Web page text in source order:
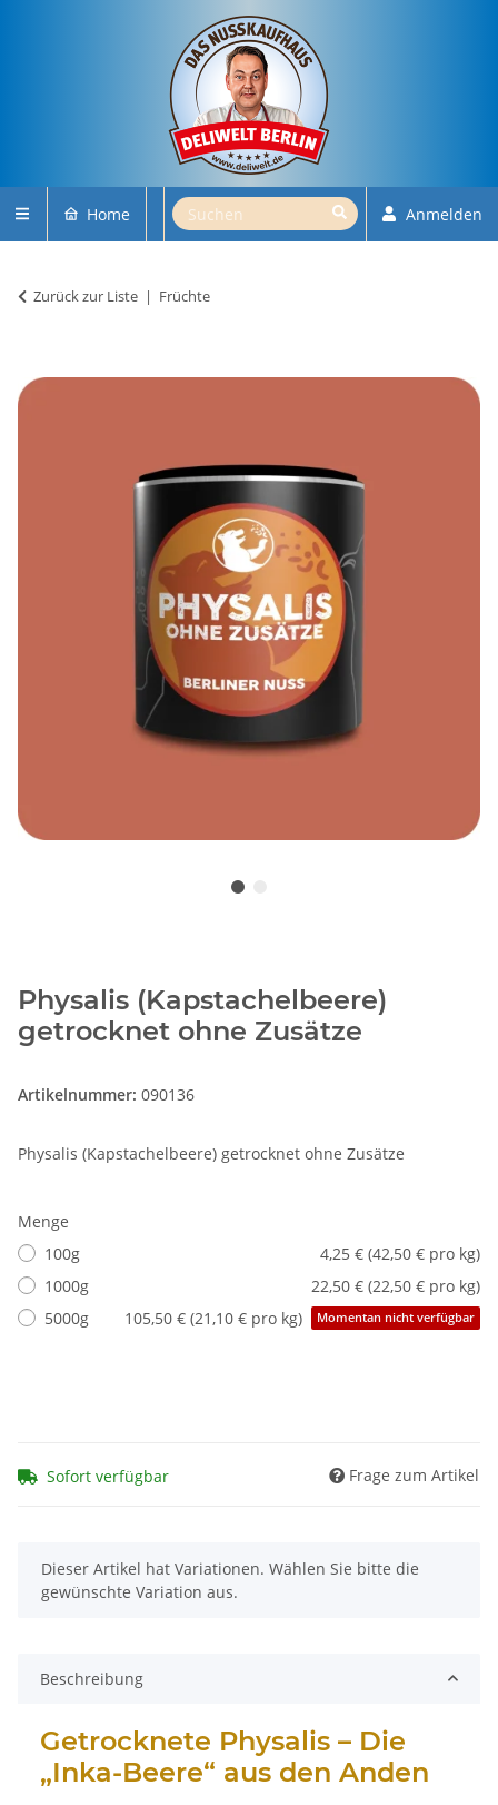
Home Anmelden
Zurück zur Liste Früchte
Physalis (Kapstachelbeere)
getrocknet ohne Zusätze
Artikelnummer: 090136
Physalis (Kapstachelbeere) getrocknet ohne Zusätze
Menge
100g
4,25 € (42,50 € pro kg)
1000g
22,50 € (22,50 € pro kg)
5000g
105,50 € (21,10 € pro kg) Momentan nicht verfügbar
Sofort verfügbar Frage zum Artikel
x
Dieser Artikel hat Variationen. Wählen Sie bitte die
gewünschte Variation aus.
Beschreibung
Getrocknete Physalis – Die
„Inka-Beere“ aus den Anden